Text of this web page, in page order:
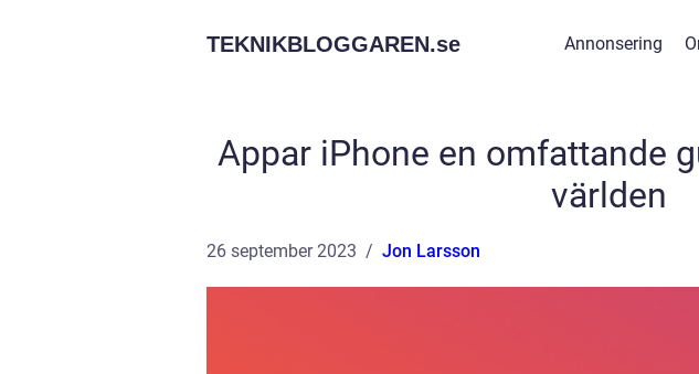
TEKNIKBLOGGAREN.se Annonsering
Appar iPhone en omfattande
världen
26 september 2023 Jon Larsson